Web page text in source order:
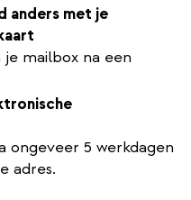
anders met je
mailbox na een
5 werkdagen
adres.